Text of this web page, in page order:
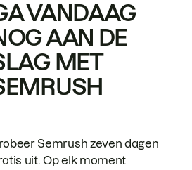
VANDAAG
AAN DE
MET
Semrush zeven dagen
uit. Op elk moment